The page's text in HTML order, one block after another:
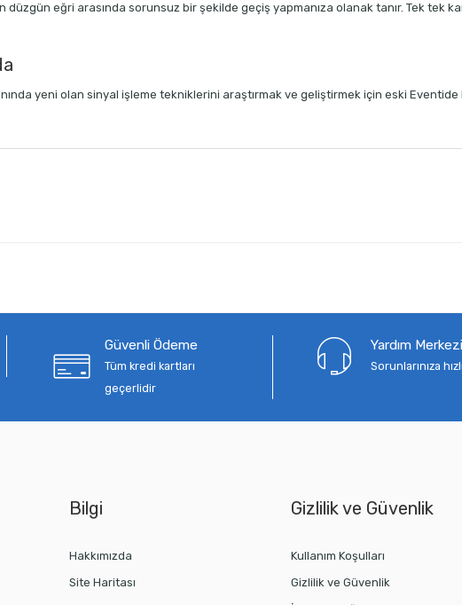
eğri arasında sorunsuz bir şekilde geçiş yapmanıza olanak tanır. Tek tek
yeni olan sinyal işleme tekniklerini araştırmak ve geliştirmek için eski
Güvenli Ödeme
Tüm kredi kartları
geçerlidir
Yardım Merkezi
Sorunlarınıza
Bilgi
Hakkımızda
Site Haritası
Gizlilik ve Güvenlik
Kullanım Koşulları
Gizlilik ve Güvenlik